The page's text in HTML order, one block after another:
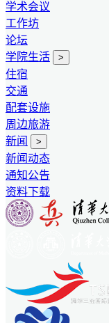
学术会议
工作坊
论坛
学院生活
>
住宿
交通
配套设施
周边旅游
新闻
>
新闻动态
通知公告
资料下载